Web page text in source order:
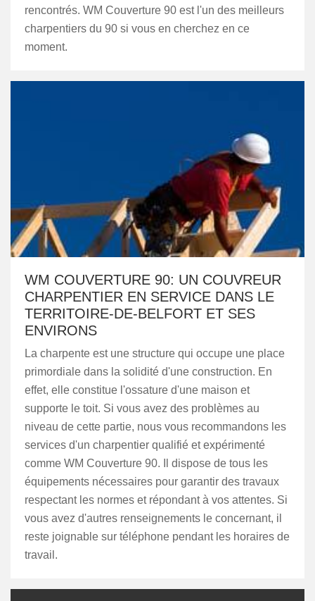
rencontrés. WM Couverture 90 est l'un des meilleurs
charpentiers du 90 si vous en cherchez en ce
moment.
WM COUVERTURE 90: UN COUVREUR
CHARPENTIER EN SERVICE DANS LE
TERRITOIRE-DE-BELFORT ET SES
ENVIRONS
La charpente est une structure qui occupe une place
primordiale dans la solidité d'une construction. En
effet, elle constitue l'ossature d'une maison et
supporte le toit. Si vous avez des problèmes au
niveau de cette partie, nous vous recommandons les
services d'un charpentier qualifié et expérimenté
comme WM Couverture 90. Il dispose de tous les
équipements nécessaires pour garantir des travaux
respectant les normes et répondant à vos attentes. Si
vous avez d'autres renseignements le concernant, il
reste joignable sur téléphone pendant les horaires de
travail.